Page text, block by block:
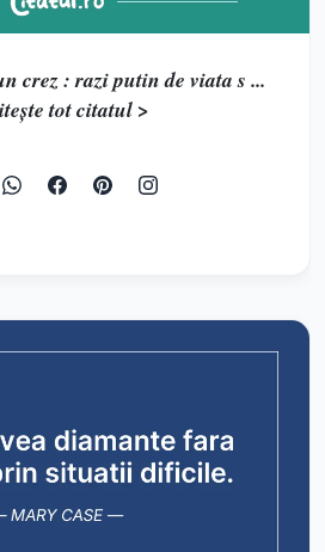
crez : razi putin de viata s ...
tot citatul >